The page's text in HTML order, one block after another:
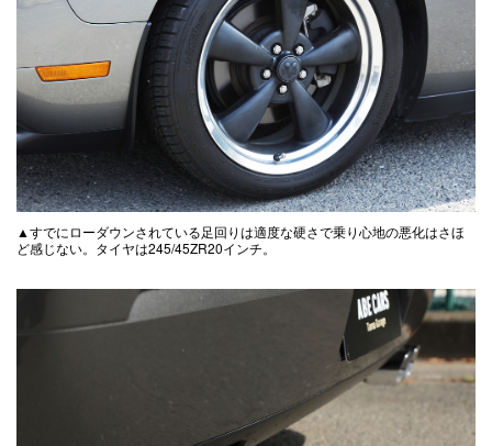
▲すでにローダウンされている足回りは適度な硬さで乗り心地の悪化はさほ
ど感じない。タイヤは245/45ZR20インチ。